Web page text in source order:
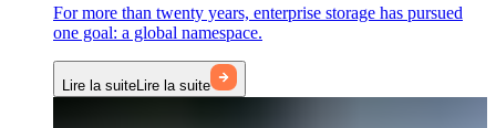
For more than twenty years, enterprise storage has pursued
one goal: a global namespace.
Lire la suiteLire la suite